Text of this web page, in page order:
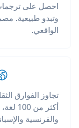
احصل على
وتبدو طبيعية.
الواقعي.
أكثر
والفرنسية